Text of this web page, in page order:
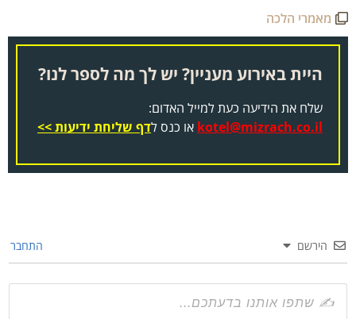
מאמרי הלכה
היית באירוע מעניין? יש לך מה לספר לנו?
שלח את הידיעה כעת למייל האדום:
kotel@mizrach.co.ilאו כנס לדף שליחת ידיעות >>
הירשם התחבר